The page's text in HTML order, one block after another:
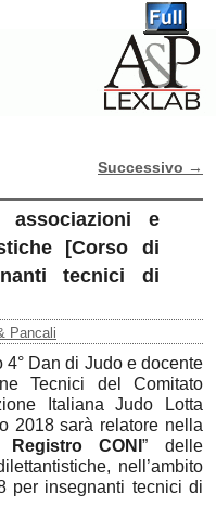
Successivo →
associazioni e
[Corso di
tecnici di
Pancali
4° Dan di Judo e docente
Tecnici del Comitato
Italiana Judo Lotta
2018 sarà relatore nella
Registro CONI” delle
nell’ambito
per insegnanti tecnici di